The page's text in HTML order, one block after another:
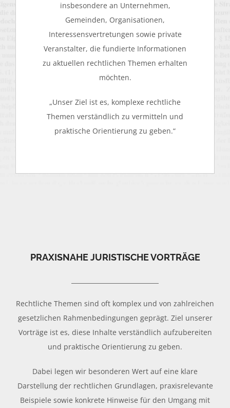
insbesondere an Unternehmen,
Gemeinden, Organisationen,
Interessensvertretungen sowie private
Veranstalter, die fundierte Informationen
zu aktuellen rechtlichen Themen erhalten
möchten.
„Unser Ziel ist es, komplexe rechtliche
Themen verständlich zu vermitteln und
praktische Orientierung zu geben.“
PRAXISNAHE JURISTISCHE VORTRÄGE
Rechtliche Themen sind oft komplex und von zahlreichen
gesetzlichen Rahmenbedingungen geprägt. Ziel unserer
Vorträge ist es, diese Inhalte verständlich aufzubereiten
und praktische Orientierung zu geben.
Dabei legen wir besonderen Wert auf eine klare
Darstellung der rechtlichen Grundlagen, praxisrelevante
Beispiele sowie konkrete Hinweise für den Umgang mit